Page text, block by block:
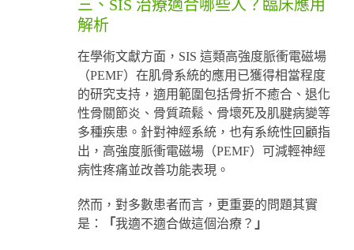
三、SIS 治療適合哪些人？臨床應用
解析
在學術文獻方面，SIS 這類高強度脈衝電磁場
（PEMF）在肌骨系統的應用已獲得相當程度
的研究支持，適用範圍包括骨折不癒合、退化
性骨關節炎、骨質疏鬆、骨壞死及肌腱病變等
多種疾患。針對神經系統，也有系統性回顧指
出，高強度脈衝電磁場（PEMF）可減輕神經
病性疼痛並改善功能表現。
然而，對多數患者而言，更重要的問題其實
是：
「我適不適合做這個治療？ 」